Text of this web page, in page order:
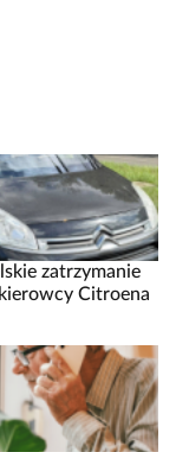
zatrzymanie
Citroena